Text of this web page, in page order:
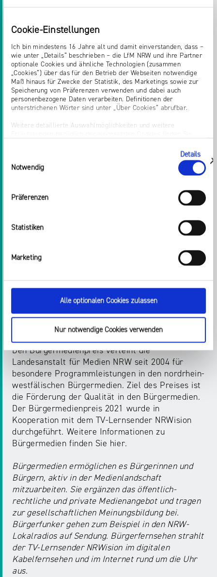
Cookie-Einstellungen
Ich bin mindestens 16 Jahre alt und damit einverstanden, dass –
wie unter „Details“ beschrieben – die LfM NRW und ihre Partner
optionale Cookies und ähnliche Technologien (zusammen
„Cookies“) über das für den Betrieb der Webseiten notwendige
Maß hinaus für Zwecke der Statistik, des Marketings sowie zur
Speicherung von Präferenzen verwenden und dabei auch
personenbezogene Daten verarbeiten. Definitionen der
unterstrichenen Wörter sind unter „Über Cookies“ abrufbar.
Weitere detaillierte Auswahlmöglichkeiten und weitere
„Einwilligung ändern“ in der Datenschutzerklärung aufgerufen
werden. Dort können Sie auch Ihre Einwilligung jederzeit mit
Wirkung für die Zukunft widerrufen. Die vollständige Ablehnung
optionaler Cookies erfolgt über den Button „Nur notwendige
Notwendig
Präferenzen
Statistiken
Marketing
Details
zeigen
Alle optionalen Cookies zulassen
Nur notwendige Cookies verwenden
Ollymotions – Oliver W. Schulte
Publikumspreis
Audio
„Heinz Rühmann: Meine Kindheit in Wanne-Eickel
– Eine Träumerei von Friedrich Lengenfeld“
Friedrich Lengenfeld
Audiovisuell
Stephan Aschenbach
Sämtliche Gewinnerbeiträge können Sie hier
nachhören.
Die Jurypreise und die Publikumspreise sind
jeweils mit 1.000 Euro für den ersten Platz und
die Vergabe der Preise entschied unter
Ausschluss des Rechtsweges eine unabhängige
Publikumspreis entschied das Publikum durch ein
öffentliches Online-Voting über die
Gewinnerbeiträge.
Den Bürgermedienpreis verleiht die
Landesanstalt für Medien NRW seit 2004 für
besondere Programmleistungen in den nordrhein-
westfälischen Bürgermedien. Ziel des Preises ist
die Förderung der Qualität in den Bürgermedien.
Der Bürgermedienpreis 2021 wurde in
Kooperation mit dem TV-Lernsender NRWision
durchgeführt. Weitere Informationen zu
Bürgermedien finden Sie hier.
Bürgermedien ermöglichen es Bürgerinnen und
Bürgern, aktiv in der Medienlandschaft
mitzuarbeiten. Sie ergänzen das öffentlich-
rechtliche und private Medienangebot und tragen
zur gesellschaftlichen Meinungsbildung bei.
Bürgerfunker gehen zum Beispiel in den NRW-
Lokalradios auf Sendung. Bürgerfernsehen strahlt
der TV-Lernsender NRWision im digitalen
Kabelfernsehen und im Internet rund um die Uhr
aus.